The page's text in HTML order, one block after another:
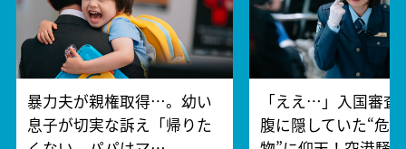
暴力夫が親権取得…。幼い
息子が切実な訴え「帰りた
「ええ…」入国審査
腹に隠していた“危